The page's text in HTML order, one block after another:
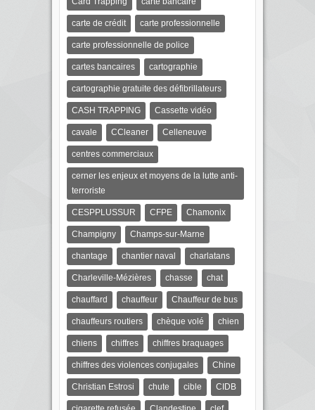
carte de crédit carte professionnelle
carte professionnelle de police
cartes bancaires cartographie
cartographie gratuite des défibrillateurs
CASH TRAPPING Cassette vidéo
cavale CCleaner Celleneuve
centres commerciaux
cerner les enjeux et moyens de la lutte anti-
terroriste
CESPPLUSSUR CFPE Chamonix
Champigny Champs-sur-Marne
chantage chantier naval charlatans
Charleville-Mézières chasse chat
chauffard chauffeur Chauffeur de bus
chauffeurs routiers chèque volé chien
chiens chiffres chiffres braquages
chiffres des violences conjugales Chine
Christian Estrosi chute cible CIDB